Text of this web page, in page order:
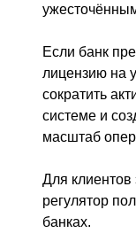
Если банк
лицензию на
сократить
системе и
масштаб
Для клиентов
регулятор
банках.